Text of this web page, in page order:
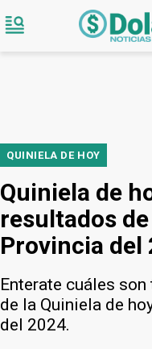
QUINIELA DE HOY
Quiniela de
resultados
Provincia del
Enterate cuáles
de la Quiniela de
del 2024.